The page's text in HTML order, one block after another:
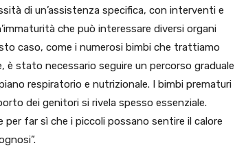
di un’assistenza specifica, con interventi e
che può interessare diversi organi
caso, come i numerosi bimbi che trattiamo
è stato necessario seguire un percorso graduale
respiratorio e nutrizionale. I bimbi prematuri
dei genitori si rivela spesso essenziale.
far sì che i piccoli possano sentire il calore